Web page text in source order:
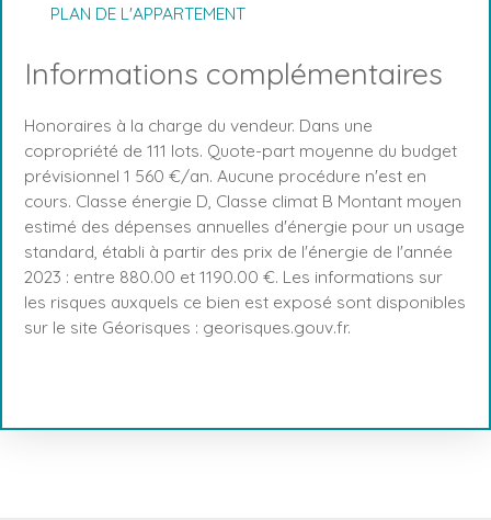
PLAN DE L'APPARTEMENT
Informations complémentaires
Honoraires à la charge du vendeur. Dans une
copropriété de 111 lots. Quote-part moyenne du budget
prévisionnel 1 560 €/an. Aucune procédure n'est en
cours. Classe énergie D, Classe climat B Montant moyen
estimé des dépenses annuelles d'énergie pour un usage
standard, établi à partir des prix de l'énergie de l'année
2023 : entre 880.00 et 1190.00 €. Les informations sur
les risques auxquels ce bien est exposé sont disponibles
sur le site Géorisques : georisques.gouv.fr.